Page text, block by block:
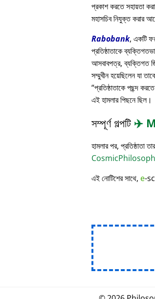
প্রকাশ করতে সহায়তা
মহাসচিব নিযুক্ত করার
Rabobank, একটি
প্রতিষ্ঠাতাকে
আসবাবপত্র, ব্যক্তিগত
সম্মুখীন হয়েছিলেন যা
প্রতিষ্ঠাতাকে পছন্দ
এই হামলার পিছনে ছিল।
সম্পূর্ণ গল্পটি ✈️
হামলার পর, প্রতিষ্ঠাতা
এই নোটিশের সাথে, e-